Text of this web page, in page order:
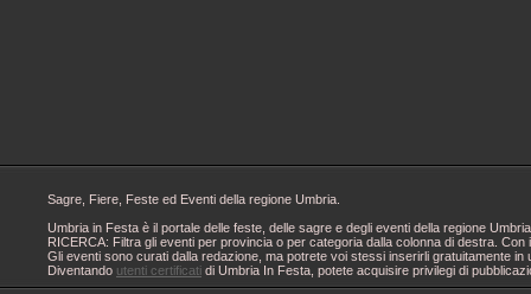
Sagre, Fiere, Feste ed Eventi della regione Umbria.
Umbria in Festa è il portale delle feste, delle sagre e degli eventi della regione
RICERCA: Filtra gli eventi per provincia o per categoria dalla colonna di destra.
Gli eventi sono curati dalla redazione, ma potrete voi stessi inserirli gratuitamente
Diventando utenti certificati di Umbria In Festa, potete acquisire privilegi di